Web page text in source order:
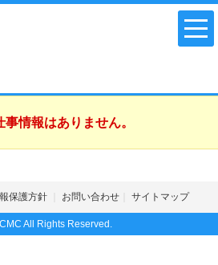
事情報はありません。
保護方針 お問い合わせ サイトマップ
All Rights Reserved.